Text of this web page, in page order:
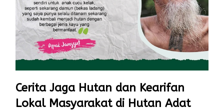
Cerita Jaga Hutan dan Kearifan
Lokal Masyarakat di Hutan Adat